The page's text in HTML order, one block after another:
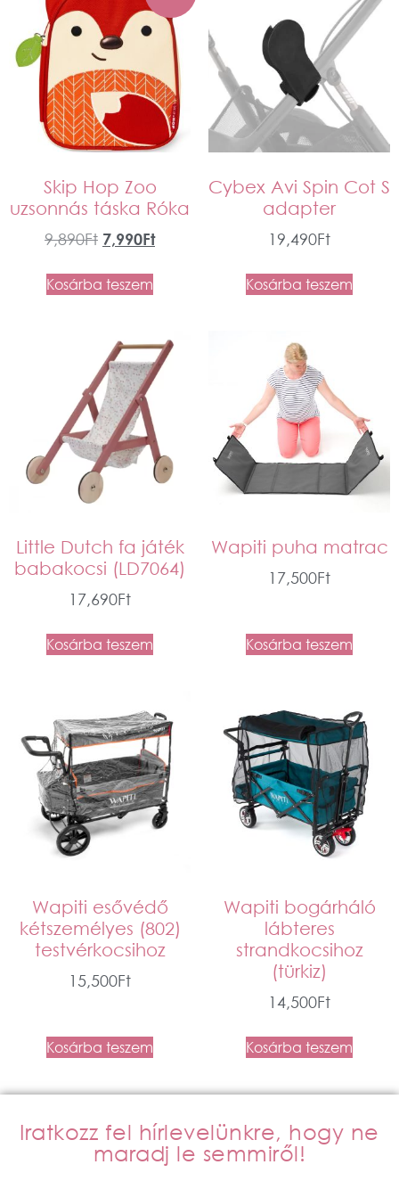
Skip Hop Zoo
uzsonnás táska Róka
9,890Ft 7,990Ft
Kosárba teszem
Cybex Avi Spin Cot S
adapter
19,490Ft
Kosárba teszem
Little Dutch fa játék
babakocsi (LD7064)
17,690Ft
Kosárba teszem
Wapiti puha matrac
17,500Ft
Kosárba teszem
Wapiti esővédő
kétszemélyes (802)
testvérkocsihoz
15,500Ft
Kosárba teszem
Wapiti bogárháló
lábteres
strandkocsihoz
(türkiz)
14,500Ft
Kosárba teszem
Iratkozz fel hírlevelünkre, hogy ne
maradj le semmiről!